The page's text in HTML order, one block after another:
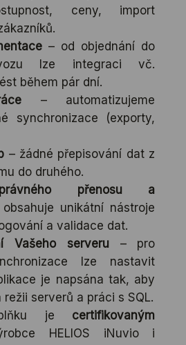
ceny, import
– od objednání do
lze integraci vč.
během pár dní.
– automatizujeme
synchronizace (exporty,
– žádné přepisování dat z
do druhého.
přenosu a
unikátní nástroje
a validace dat.
Vašeho serveru– pro
lze nastavit
je napsána tak, aby
serverů a práci s SQL.
je certifikovaným
HELIOS iNuvio i